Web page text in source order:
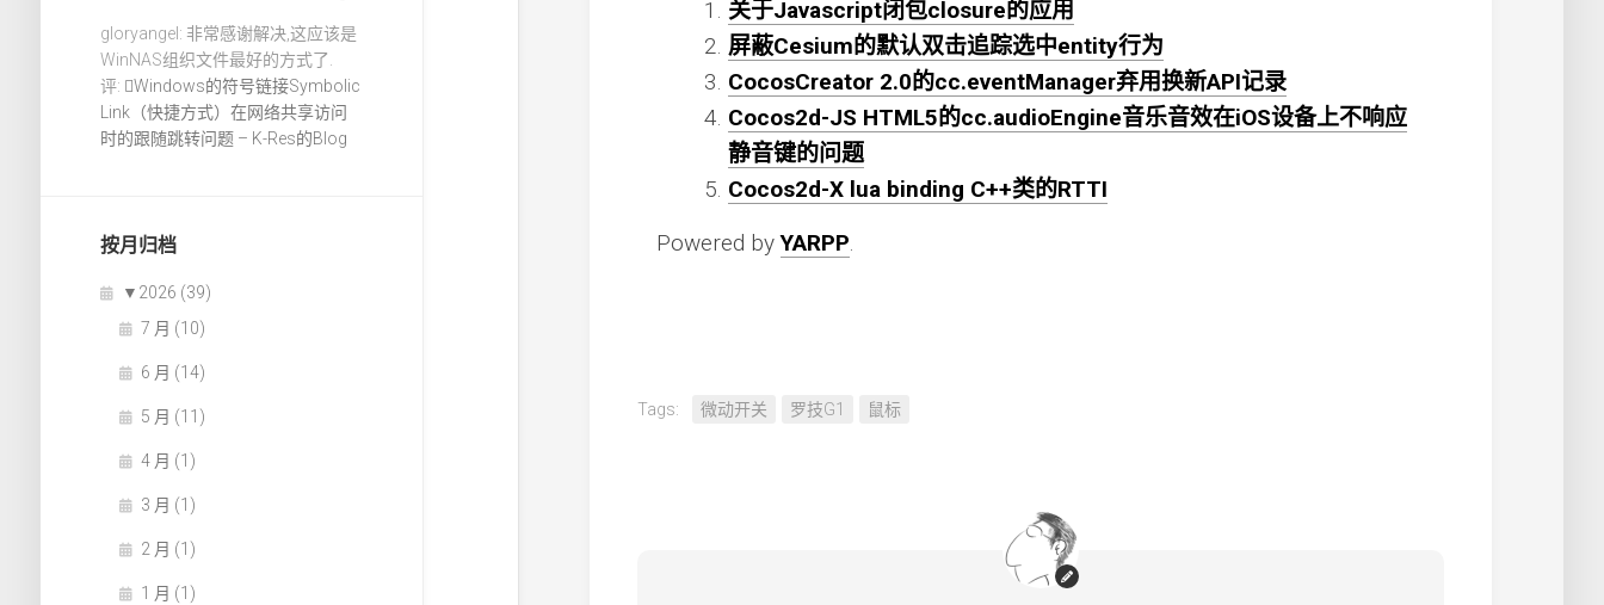
gloryangel: 非常感谢解决,这应该是
WinNAS组织文件最好的方式了.
评:
Windows的符号链接Symbolic
Link（快捷方式）在网络共享访问
时的跟随跳转问题 – K-Res的Blog
按月归档
▼ 2026 (39)
7 月 (10)
6 月 (14)
5 月 (11)
4 月 (1)
3 月 (1)
2 月 (1)
1 月 (1)
关于Javascript闭包closure的应用
屏蔽Cesium的默认双击追踪选中entity行为
CocosCreator 2.0的cc.eventManager弃用换新API记录
Cocos2d-JS HTML5的cc.audioEngine音乐音效在iOS设备上不响应
静音键的问题
Cocos2d-X lua binding C++类的RTTI
Powered byYARPP.
Tags: 微动开关 罗技G1 鼠标